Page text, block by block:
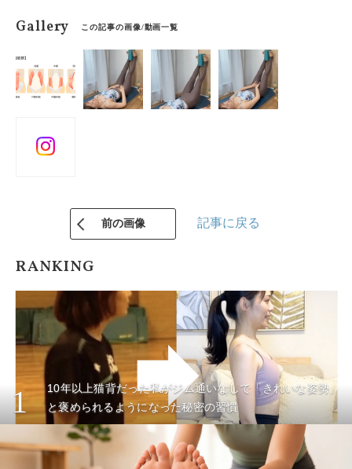
Gallery この記事の画像/動画一覧
前の画像 記事に戻る
RANKING
1
10年以上猫背だった私がジム通いなしで「きれいな姿勢」
と褒められるようになった秘密の習慣